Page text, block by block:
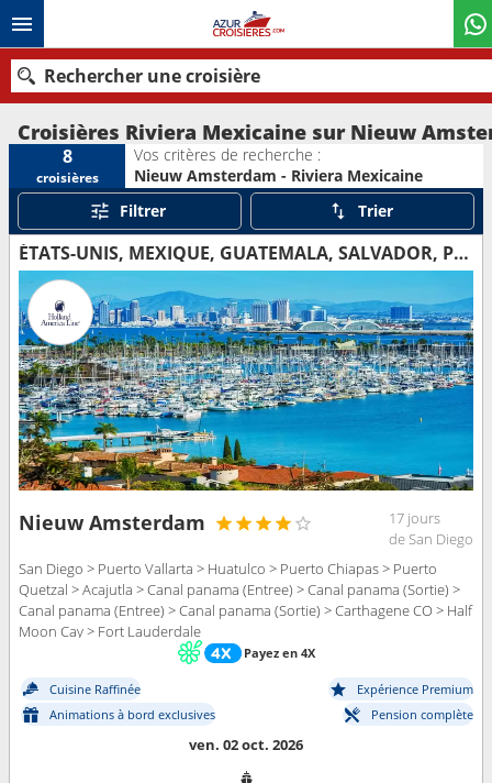
Rechercher une croisière
Nos destinations
Mois de départ
Ports Compagnies
Rechercher
Croisières Riviera Mexicaine sur Nieuw
8
croisières
Vos critères de recherche :
Nieuw Amsterdam - Riviera Mexicaine
Filtrer
Trier
ÉTATS-UNIS, MEXIQUE, GUATEMALA, SALVADOR, PANAMA, COLOMBIE, BAHAMAS
Nieuw Amsterdam
17 jours
de San Diego
San Diego > Puerto Vallarta > Huatulco > Puerto Chiapas > Puerto
Quetzal > Acajutla > Canal panama (Entree) > Canal panama (Sortie) >
Canal panama (Entree) > Canal panama (Sortie) > Carthagene CO > Half
Moon Cay > Fort Lauderdale
Payez en 4X
Cuisine Raffinée
Expérience Premium
Animations à bord exclusives
Pension complète
ven. 02 oct. 2026